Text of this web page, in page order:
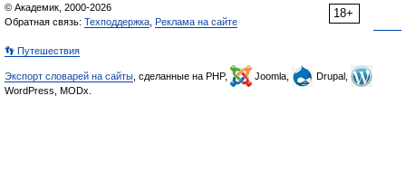
18+
© Академик, 2000-2026
Обратная связь: Техподдержка Реклама на сайте
👣 Путешествия
Экспорт словарей на сайты , сделанные на PHP, Joomla,
Drupal,
WordPress, MODx.